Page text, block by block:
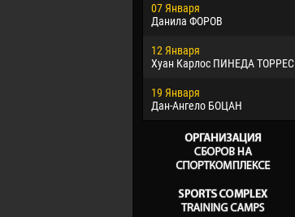
07 Января
Данила ФОРОВ
12 Января
Хуан Карлос ПИНЕДА ТОРРЕС
19 Января
Дан-Ангело БОЦАН